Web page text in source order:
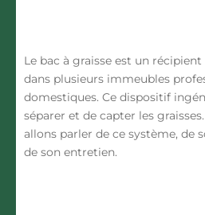
Le bac à graisse est un
dans plusieurs immeubles
domestiques. Ce dispositif
séparer et de capter les
allons parler de ce système, de
de son entretien.